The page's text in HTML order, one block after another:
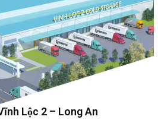
Lộc 2 – Long An